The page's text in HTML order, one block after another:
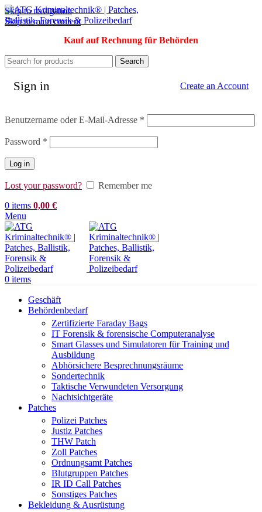
Skip to navigation
Skip to main content
Kauf auf Rechnung für Behörden
Search
Sign in Create an Account
Benutzername oder E-Mail-Adresse *
Password *
Log in
Lost your password?
Remember me
0 items 0,00 €
Menu
0 items
Geschäft
Behördenbedarf
Zertifizierte Faraday Bags
IT Forensik & forensische Computeranalyse
Smart Glasses und Simulatoren für Training und
Ausbildung
Abhörsichere Besprechnungsräume
Sondertechnik
Taktische Verwundeten Versorgung
Nachtsichtgeräte
Patches
Polizei Patches
Justiz Patches
THW Patch
Zoll Patches
Ordnungsamt Patches
Blutgruppen Patches
IR ID Call Patches
Sonstiges Patches
Bekleidung & Ausrüstung